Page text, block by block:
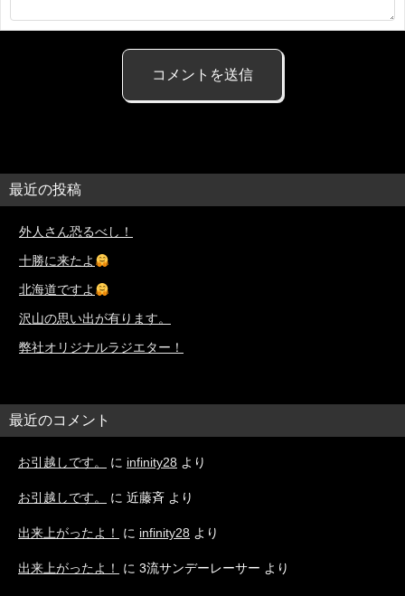
最近の投稿
外人さん恐るべし！
十勝に来たよ
北海道ですよ
沢山の思い出が有ります。
弊社オリジナルラジエター！
最近のコメント
お引越しです。 に infinity28 より
お引越しです。 に 近藤斉 より
出来上がったよ！ に infinity28 より
出来上がったよ！ に 3流サンデーレーサー より